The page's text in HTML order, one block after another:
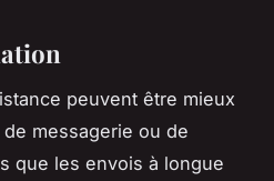
peuvent être mieux
messagerie ou de
que les envois à longue